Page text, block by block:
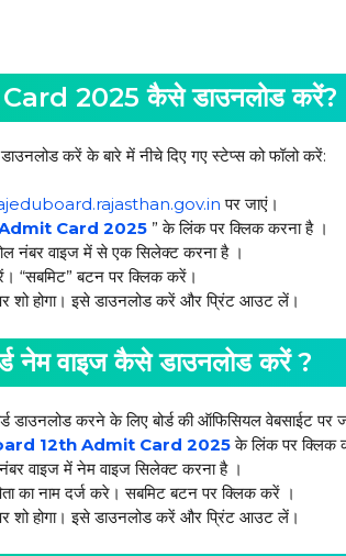
2025 कैसे डाउनलोड करें?
डाउनलोड करें के बारे में नीचे दिए गए स्टेप्स को फॉलो करें:
पर जाएं।
Card 2025 ” के लिंक पर क्लिक करना है ।
नंबर वाइज में से एक सिलेक्ट करना है ।
“सबमिट” बटन पर क्लिक करें।
शो होगा। इसे डाउनलोड करें और प्रिंट आउट लें।
नेम वाइज कैसे डाउनलोड करें ?
डाउनलोड करने के लिए बोर्ड की ऑफिसियल वेबसाईट पर
12th Admit Card 2025के लिंक पर क्लिक
वाइज में नेम वाइज सिलेक्ट करना है ।
का नाम दर्ज करे। सबमिट बटन पर क्लिक करें ।
शो होगा। इसे डाउनलोड करें और प्रिंट आउट लें।